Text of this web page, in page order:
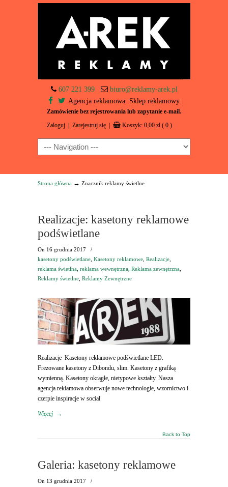
607 221 399
biuro@reklamy-arek.pl
Agencja reklamowa. Sklep reklamowy.
Zamówienie bez rejestrowania lub zapytanie e-mail.
Zaloguj Zarejestruj się Koszyk: 0,00 zł ( 0 )
Navigation
Strona główna → Znacznik:reklamy świetlne
Realizacje: kasetony reklamowe
podświetlane
On 16 grudnia 2017
/
kasetony podświetlane Kasetony reklamowe Realizacje
reklama świetlna reklama wewnętrzna Reklama zewnętrzna
Reklamy świetlne Reklamy Zewnętrzne
Realizacje Kasetony reklamowe podświetlane LED.
Frezowane kasetony z Dibondu, slim. Kasetony z grafiką
wymienną. Kasetony okrągłe, nietypowe kształty. Nasza
agencja reklamowa obserwuje nowe technologie, wzornictwo i
czerpie inspiracje w social
Więcej →
Back to Top
Galeria: kasetony reklamowe
On 13 grudnia 2017
/